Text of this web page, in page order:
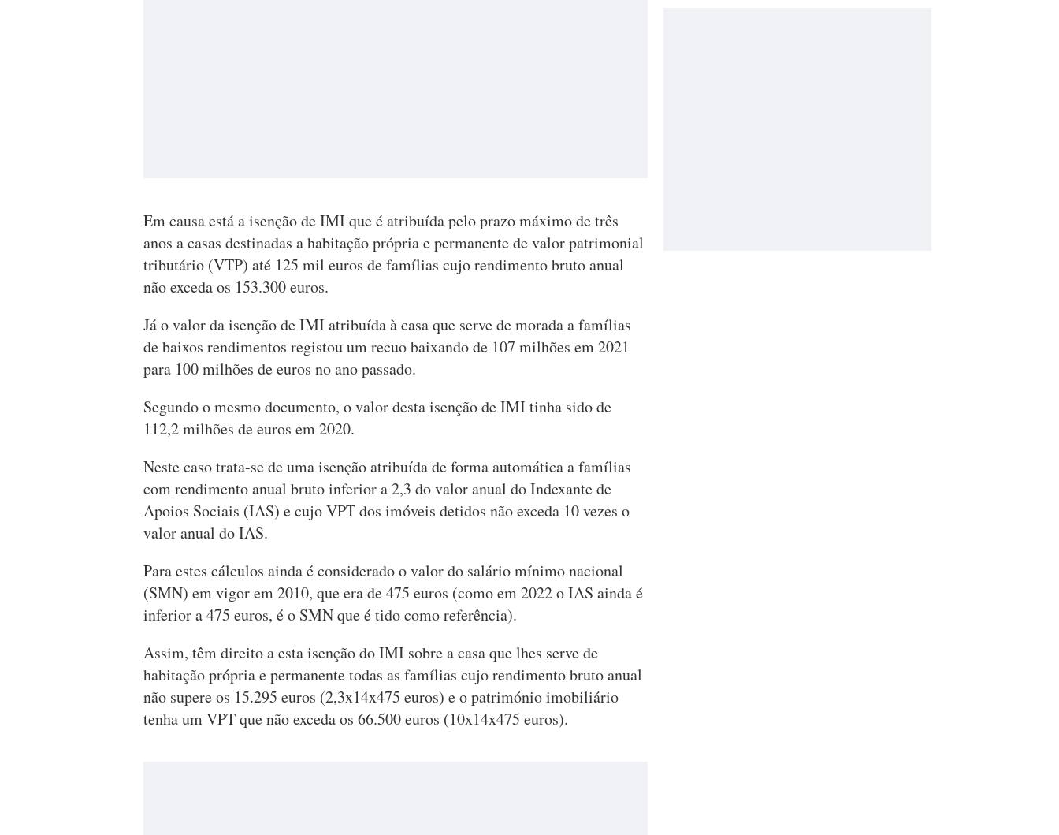
Em causa está a isenção de IMI que é atribuída pelo prazo máximo de três
anos a casas destinadas a habitação própria e permanente de valor patrimonial
tributário (VTP) até 125 mil euros de famílias cujo rendimento bruto anual
não exceda os 153.300 euros.
Já o valor da isenção de IMI atribuída à casa que serve de morada a famílias
de baixos rendimentos registou um recuo baixando de 107 milhões em 2021
para 100 milhões de euros no ano passado.
Segundo o mesmo documento, o valor desta isenção de IMI tinha sido de
112,2 milhões de euros em 2020.
Neste caso trata-se de uma isenção atribuída de forma automática a famílias
com rendimento anual bruto inferior a 2,3 do valor anual do Indexante de
Apoios Sociais (IAS) e cujo VPT dos imóveis detidos não exceda 10 vezes o
valor anual do IAS.
Para estes cálculos ainda é considerado o valor do salário mínimo nacional
(SMN) em vigor em 2010, que era de 475 euros (como em 2022 o IAS ainda é
inferior a 475 euros, é o SMN que é tido como referência).
Assim, têm direito a esta isenção do IMI sobre a casa que lhes serve de
habitação própria e permanente todas as famílias cujo rendimento bruto anual
não supere os 15.295 euros (2,3x14x475 euros) e o património imobiliário
tenha um VPT que não exceda os 66.500 euros (10x14x475 euros).